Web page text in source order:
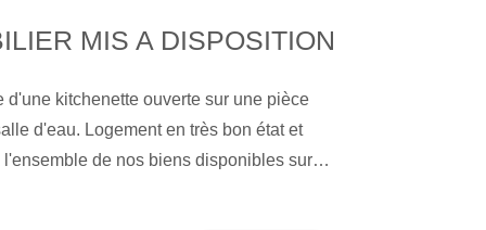
MIS A DISPOSITION
d'une kitchenette ouverte sur une pièce
d'eau. Logement en très bon état et